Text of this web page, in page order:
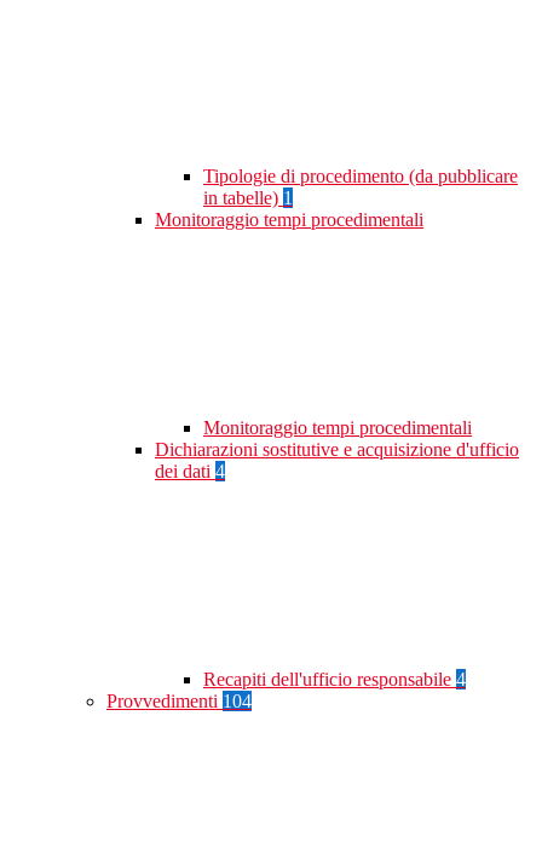
Tipologie di procedimento (da pubblicare
in tabelle) 1
Monitoraggio tempi procedimentali
Monitoraggio tempi procedimentali
Dichiarazioni sostitutive e acquisizione d'ufficio
dei dati 4
Recapiti dell'ufficio responsabile 4
Provvedimenti 104